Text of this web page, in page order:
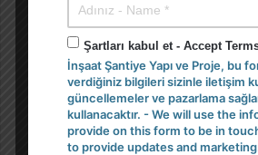
Şartları kabul et - Accept
İnşaat Şantiye Yapı ve Proje, bu
verdiğiniz bilgileri sizinle iletişim
güncellemeler ve pazarlama
kullanacaktır. - We will use the
provide on this form to be in
to provide updates and